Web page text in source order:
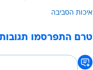
טבע יהיו מנת חלקנו
בעיקר כדאי לעודד את
אסור שהפתרון יהיה